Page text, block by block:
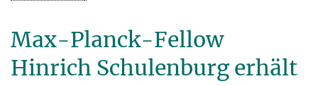
Max-Planck-Fellow
Hinrich Schulenburg erhält